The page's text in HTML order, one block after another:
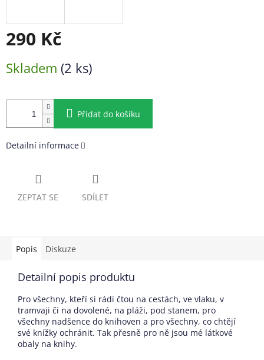
290 Kč
cena:
Skladem (2 ks)
Přidat do košíku
Detailní informace
ZEPTAT SE SDÍLET
Popis Diskuze
Detailní popis produktu
Pro všechny, kteří si rádi čtou na cestách, ve vlaku, v
tramvaji či na dovolené, na pláži, pod stanem, pro
všechny nadšence do knihoven a pro všechny, co chtějí
své knížky ochránit. Tak přesně pro ně jsou mé látkové
obaly na knihy.